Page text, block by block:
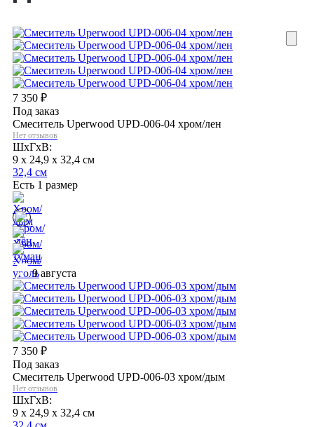
7 350 ₽
Под заказ
Смеситель Uperwood UPD-006-04 хром/лен
Нет отзывов
ШхГхВ:
9 x 24,9 x 32,4 см
32,4 см
Есть 1 размер
9 августа
7 350 ₽
Под заказ
Смеситель Uperwood UPD-006-03 хром/дым
Нет отзывов
ШхГхВ:
9 x 24,9 x 32,4 см